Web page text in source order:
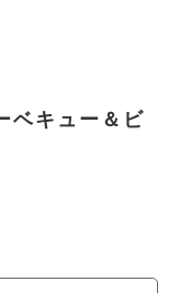
ベキュー＆ビ